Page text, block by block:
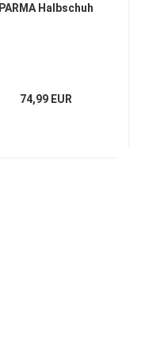
PARMA Halbschuh
74,99 EUR